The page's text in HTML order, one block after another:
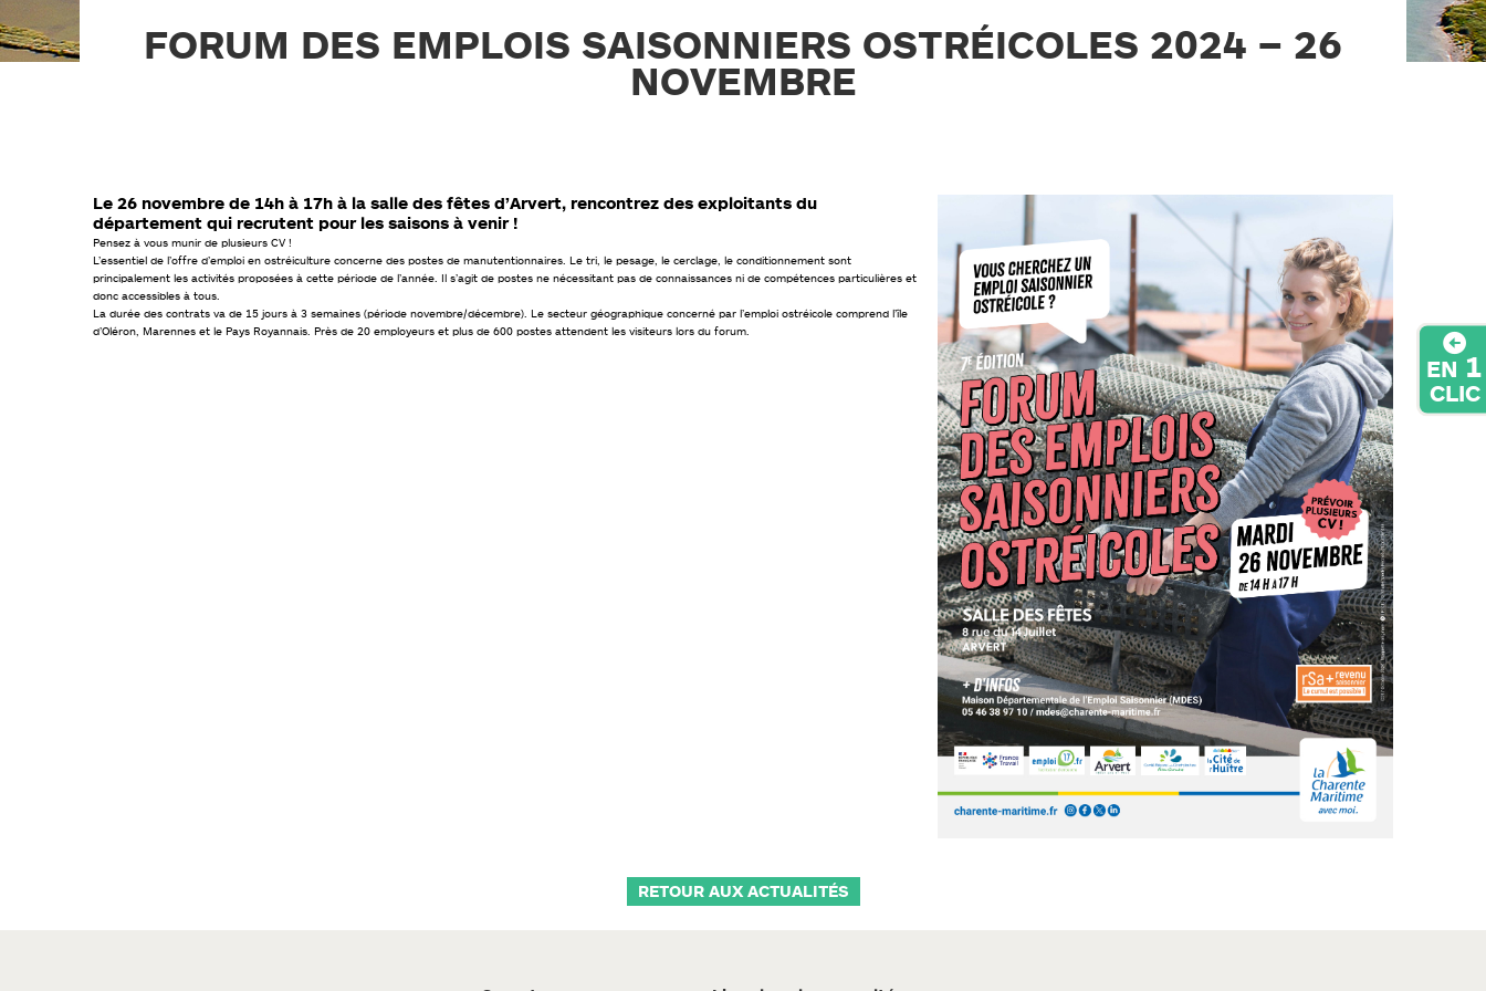
GESTIONS DES EAUX PLUVIALES
FORUM DES EMPLOIS SAISONNIERS OSTRÉICOLES 2024 – 26
NOVEMBRE
Le 26 novembre de 14h à 17h à la salle des fêtes d’Arvert, rencontrez des exploitants du
département qui recrutent pour les saisons à venir !
Pensez à vous munir de plusieurs CV !
L’essentiel de l’offre d’emploi en ostréiculture concerne des postes de manutentionnaires. Le tri, le pesage, le cerclage, le conditionnement sont
principalement les activités proposées à cette période de l’année. Il s’agit de postes ne nécessitant pas de connaissances ni de compétences particulières et
donc accessibles à tous.
La durée des contrats va de 15 jours à 3 semaines (période novembre/décembre). Le secteur géographique concerné par l’emploi ostréicole comprend l’île
d’Oléron, Marennes et le Pays Royannais. Près de 20 employeurs et plus de 600 postes attendent les visiteurs lors du forum.
RETOUR AUX ACTUALITÉS
EN 1
CLIC